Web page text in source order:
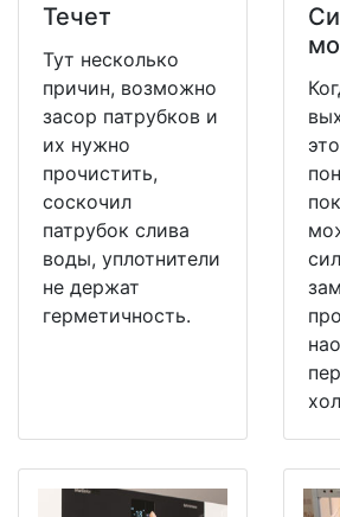
Течет
Тут несколько
причин, возможно
засор патрубков и
их нужно
прочистить,
соскочил
патрубок слива
воды, уплотнители
не держат
герметичность.